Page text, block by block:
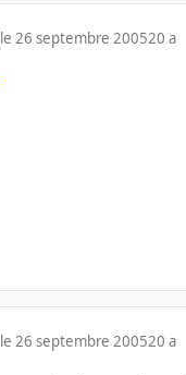
le 26 septembre 200520 a
le 26 septembre 200520 a